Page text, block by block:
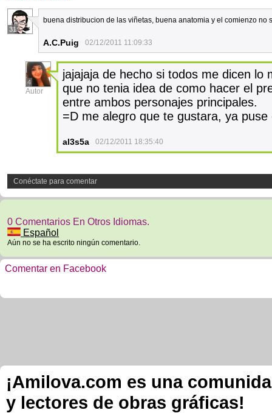
31
buena distribucion de las viñetas, buena anatomia y el comienzo
A.C.Puig 02/12/2011 11:09:33
4
Autor
jajajaja de hecho si todos me dicen lo
que no tenia idea de como hacer el
entre ambos personajes principales.
=D me alegro que te gustara, ya
al3s5a 02/12/2011 18:35:40
Conéctate para comentar
0 Comentarios En Otros Idiomas.
Español
Aún no se ha escrito ningún comentario.
Comentar en Facebook
¡Amilova.com es una
y lectores de obras gráficas!